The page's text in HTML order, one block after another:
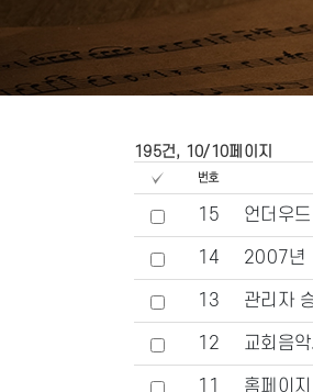
195건, 10/10페이지
15 언더우
14 2007년
13 관리자
12 교회음
11 홈페이